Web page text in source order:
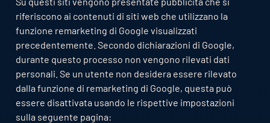
riferiscono ai contenuti di siti web che utilizzano la
funzione remarketing di Google visualizzati
precedentemente. Secondo dichiarazioni di Google,
durante questo processo non vengono rilevati dati
personali. Se un utente non desidera essere rilevato
dalla funzione di remarketing di Google, questa può
essere disattivata usando le rispettive impostazioni
sulla seguente pagina: